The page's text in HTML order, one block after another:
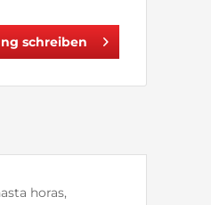
schreiben
horas,